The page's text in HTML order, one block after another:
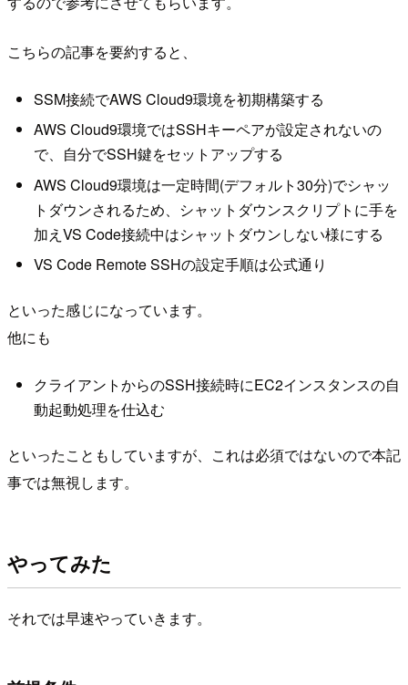
こちらの記事を要約すると、
SSM接続でAWS Cloud9環境を初期構築する
AWS Cloud9環境ではSSHキーペアが設定されないの
で、自分でSSH鍵をセットアップする
AWS Cloud9環境は一定時間(デフォルト30分)でシャッ
トダウンされるため、シャットダウンスクリプトに手を
加えVS Code接続中はシャットダウンしない様にする
VS Code Remote SSHの設定手順は公式通り
といった感じになっています。
他にも
クライアントからのSSH接続時にEC2インスタンスの自
動起動処理を仕込む
といったこともしていますが、これは必須ではないので本記
事では無視します。
やってみた
それでは早速やっていきます。